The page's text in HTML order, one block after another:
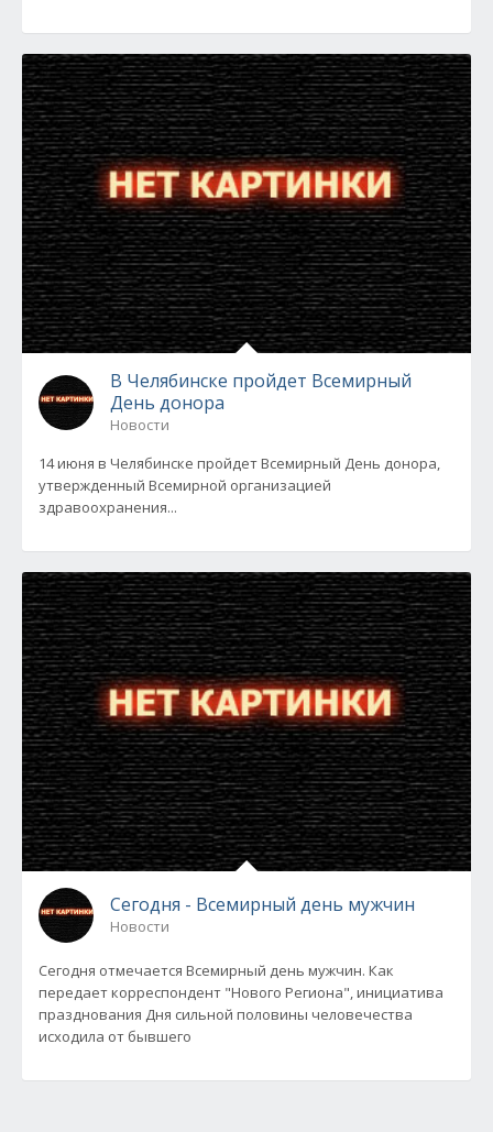
В Челябинске пройдет Всемирный
День донора
Новости
14 июня в Челябинске пройдет Всемирный День донора,
утвержденный Всемирной организацией
здравоохранения...
Сегодня - Всемирный день мужчин
Новости
Сегодня отмечается Всемирный день мужчин. Как
передает корреспондент "Нового Региона", инициатива
празднования Дня сильной половины человечества
исходила от бывшего